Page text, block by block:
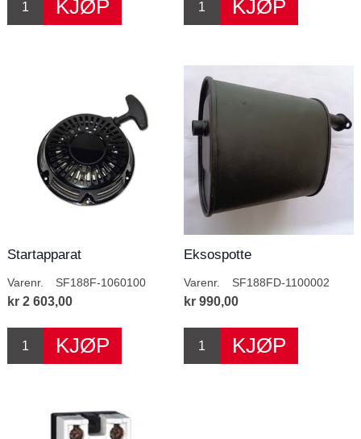
Startapparat
Varenr. SF188F-1060100
kr 2 603,00
Eksospotte
Varenr. SF188FD-1100002
kr 990,00